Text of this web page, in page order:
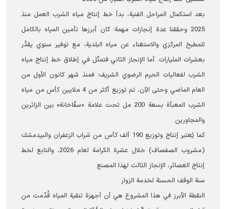
بعد استكمال المراحل الفنية، بدأ خط إنتاج مياه الشرب العمل منذ
2025 وحققنا عدة إنجازات مهمة؛ كان أبرزها تأمين المياه بالكامل
للمطبخ المركزي والاستغناء عن مياه البلدية، مع توفير سنوي يقدَّر
بعشرات المليارات. أما الإنجاز الثاني فتمثّل في إطلاق خط إنتاج مياه
الشرب لفعاليات الحرم الرضوي الشریف؛ فمنذ شهر کانون الأول من
العام الماضي وحتى الآن، تم توزيع أكثر من 4 ملايين كأس من مياه
الشرب المعبأة بسعة 200 مل تحت علامة «سقّاخانة» بين الزائرين
والمجاورين.
كما يُعتبر إنتاج وتوزيع 190 ألف كأس من شراب الزعفران والبيدمشك
(مشروب الصفصاف) خلال عشرة الكرامة لعام 2026، والتابع لخط
إنتاج العصائر، الإنجاز الثالث لهذا المصنع.
سنة الوقف الحسنة لخدمة الزوار
النقطة الأبرز في هذا المشروع هي أن أجهزة تنقية المياه قُدّمت من